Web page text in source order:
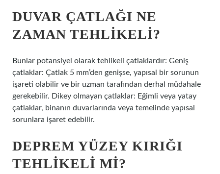
DUVAR ÇATLAĞI NE
ZAMAN TEHLIKELI?
Bunlar potansiyel olarak tehlikeli çatlaklardır: Geniş
çatlaklar: Çatlak 5 mm’den genişse, yapısal bir sorunun
işareti olabilir ve bir uzman tarafından derhal müdahale
gerekebilir. Dikey olmayan çatlaklar: Eğimli veya yatay
çatlaklar, binanın duvarlarında veya temelinde yapısal
sorunlara işaret edebilir.
DEPREM YÜZEY KIRIĞI
TEHLIKELI MI?